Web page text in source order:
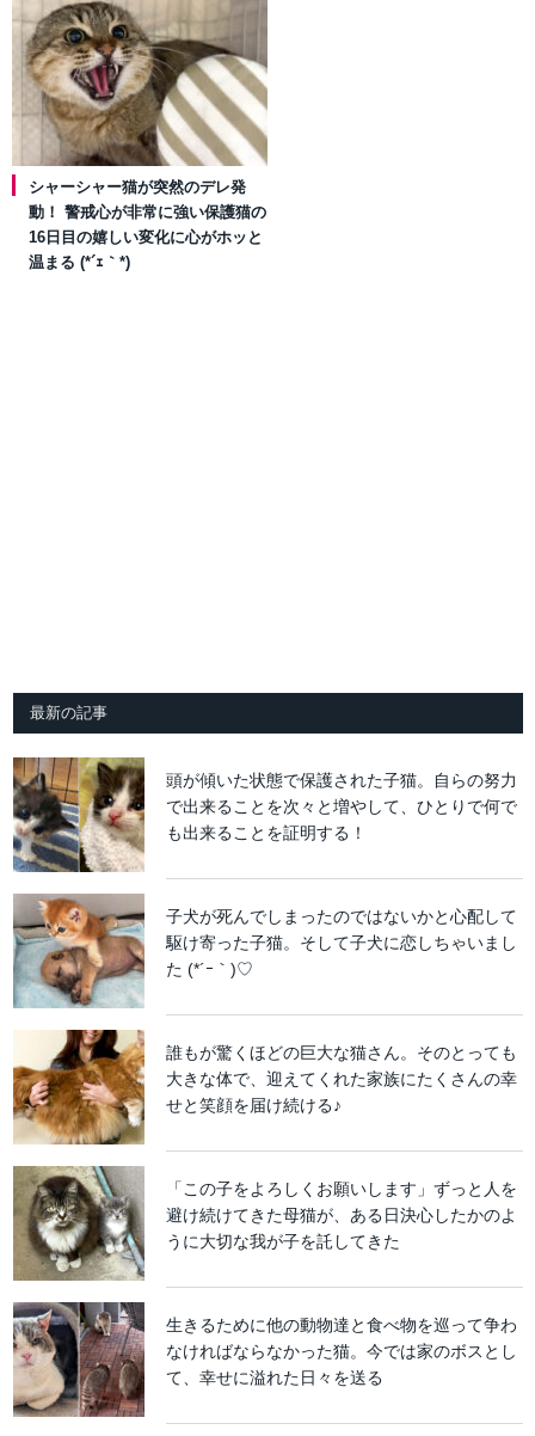
シャーシャー猫が突然のデレ発
動！ 警戒心が非常に強い保護猫の
16日目の嬉しい変化に心がホッと
温まる (*´ｪ｀*)
最新の記事
頭が傾いた状態で保護された子猫。自らの努力
で出来ることを次々と増やして、ひとりで何で
も出来ることを証明する！
子犬が死んでしまったのではないかと心配して
駆け寄った子猫。そして子犬に恋しちゃいまし
た (*´ｰ｀)♡
誰もが驚くほどの巨大な猫さん。そのとっても
大きな体で、迎えてくれた家族にたくさんの幸
せと笑顔を届け続ける♪
「この子をよろしくお願いします」ずっと人を
避け続けてきた母猫が、ある日決心したかのよ
うに大切な我が子を託してきた
生きるために他の動物達と食べ物を巡って争わ
なければならなかった猫。今では家のボスとし
て、幸せに溢れた日々を送る